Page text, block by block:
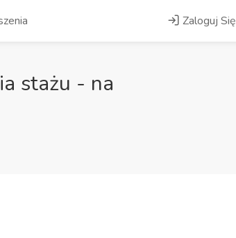
Zaloguj Się
stażu - na